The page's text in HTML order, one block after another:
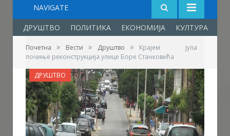
NAVIGATE
ДРУШТВО ПОЛИТИКА ЕКОНОМИЈА КУЛТУРА
Почетна » Вести » Друштво »
Крајем јула
почиње реконструкција улице Борe Станковићa
ДРУШТВО